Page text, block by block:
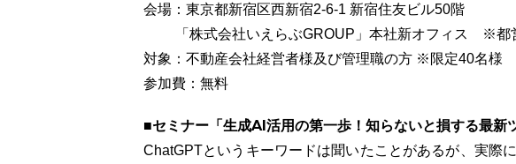
会場：東京都新宿区西新宿2-6-1 新宿住友ビル50階
「株式会社いえらぶGROUP」本社新オフィス ※都
対象：不動産会社経営者様及び管理職の方 ※限定40名様
参加費：無料
■セミナー「生成AI活用の第一歩！知らないと損する最新
ChatGPTというキーワードは聞いたことがあるが、実際